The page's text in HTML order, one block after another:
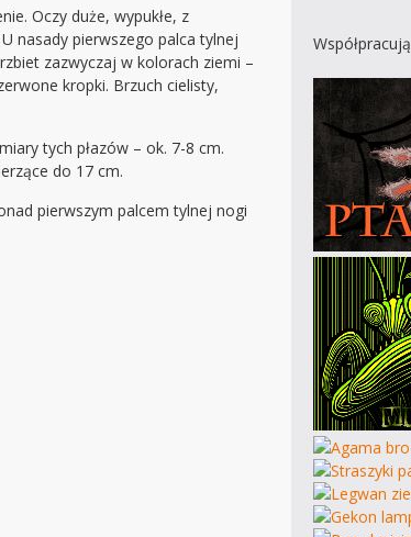
Oczy duże, wypukłe, z
nasady pierwszego palca tylnej
zazwyczaj w kolorach ziemi –
kropki. Brzuch cielisty,
tych płazów – ok. 7-8 cm.
do 17 cm.
pierwszym palcem tylnej nogi